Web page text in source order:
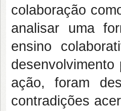
colaboração
analisar uma
ensino
ação, foram
contradições